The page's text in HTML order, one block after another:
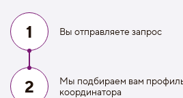
1 Вы отправляете запрос
2
Мы подбираем вам
координатора